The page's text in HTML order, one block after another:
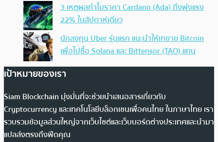
3 เหตุผลทำไมราคา Cardano (Ada) ถึงพุ่งแรง
22% ในสัปดาห์เดียว
นักลงทุน Uber รุ่นแรก แนะนำให้เทขาย Bitcoin
เพื่อไปซื้อ Solana และ Bittensor (TAO) แทน
เป้าหมายของเรา
Siam Blockchain มุ่งมั่นที่จะช่วยนำเสนอสารเกี่ยวกับ
Cryptocurrency และเทคโนโลยีบล็อกเชนเพื่อคนไทย ในภาษาไทย เรา
รวบรวมข้อมูลส่วนใหญ่จากเว็บไซต์และเว็บบอร์ดต่างประเทศและนำมา
แปลส่งตรงถึงฟีดคุณ